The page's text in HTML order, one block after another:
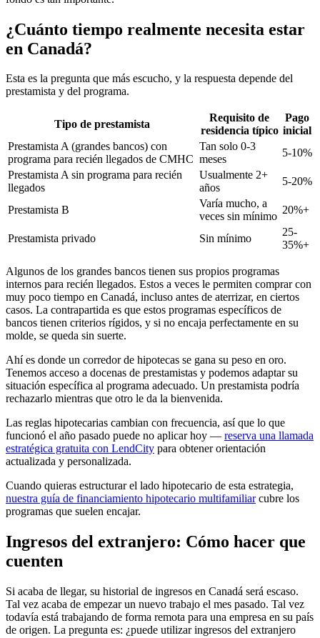
¿Cuánto tiempo realmente necesita estar
en Canadá?
Esta es la pregunta que más escucho, y la respuesta depende del
prestamista y del programa.
Tipo de prestamista
Requisito de
residencia típico
Pago
inicial
Prestamista A (grandes bancos) con
programa para recién llegados de CMHC
Tan solo 0-3
meses
5-10%
Prestamista A sin programa para recién
llegados
Usualmente 2+
años
5-20%
Prestamista B
Varía mucho, a
veces sin mínimo
20%+
Prestamista privado Sin mínimo
25-
35%+
Algunos de los grandes bancos tienen sus propios programas
internos para recién llegados. Estos a veces le permiten comprar con
muy poco tiempo en Canadá, incluso antes de aterrizar, en ciertos
casos. La contrapartida es que estos programas específicos de
bancos tienen criterios rígidos, y si no encaja perfectamente en su
molde, se queda sin suerte.
Ahí es donde un corredor de hipotecas se gana su peso en oro.
Tenemos acceso a docenas de prestamistas y podemos adaptar su
situación específica al programa adecuado. Un prestamista podría
rechazarlo mientras que otro le da la bienvenida.
Las reglas hipotecarias cambian con frecuencia, así que lo que
funcionó el año pasado puede no aplicar hoy — reserva una llamada
estratégica gratuita con LendCity para obtener orientación
actualizada y personalizada.
Cuando quieras estructurar el lado hipotecario de esta estrategia,
nuestra guía de financiamiento hipotecario multifamiliarcubre los
programas que suelen encajar.
Ingresos del extranjero: Cómo hacer que
cuenten
Si acaba de llegar, su historial de ingresos en Canadá será escaso.
Tal vez acaba de empezar un nuevo trabajo el mes pasado. Tal vez
todavía está trabajando de forma remota para una empresa en su país
de origen. La pregunta es: ¿puede utilizar ingresos del extranjero